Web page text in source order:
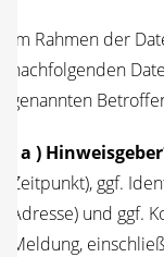
Im Rah­men der
nach­fol­gen­den
genann­ten
( a )
Zeit­punkt), ggf.
Adres­se) und ggf.
Mel­dung,